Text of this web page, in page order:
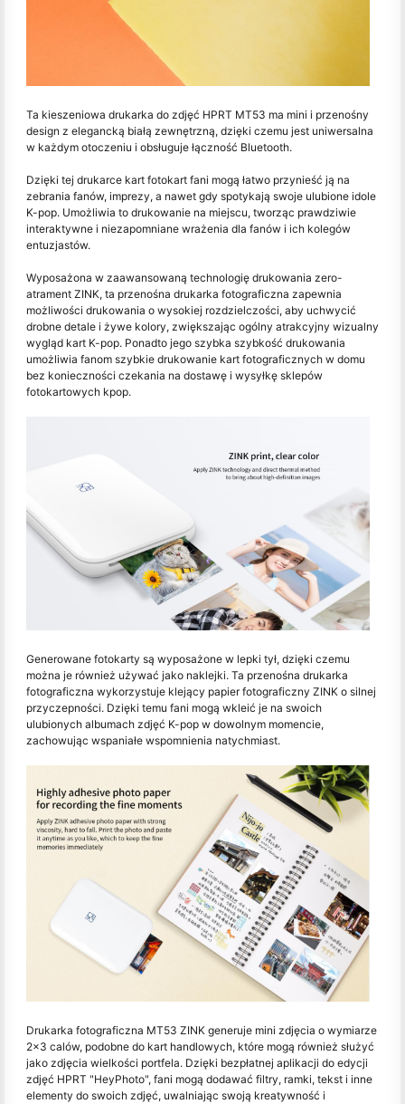
Ta kieszeniowa drukarka do zdjęć HPRT MT53 ma mini i przenośny
design z elegancką białą zewnętrzną, dzięki czemu jest uniwersalna
w każdym otoczeniu i obsługuje łączność Bluetooth.
Dzięki tej drukarce kart fotokart fani mogą łatwo przynieść ją na
zebrania fanów, imprezy, a nawet gdy spotykają swoje ulubione idole
K-pop. Umożliwia to drukowanie na miejscu, tworząc prawdziwie
interaktywne i niezapomniane wrażenia dla fanów i ich kolegów
entuzjastów.
Wyposażona w zaawansowaną technologię drukowania zero-
atrament ZINK, ta przenośna drukarka fotograficzna zapewnia
możliwości drukowania o wysokiej rozdzielczości, aby uchwycić
drobne detale i żywe kolory, zwiększając ogólny atrakcyjny wizualny
wygląd kart K-pop. Ponadto jego szybka szybkość drukowania
umożliwia fanom szybkie drukowanie kart fotograficznych w domu
bez konieczności czekania na dostawę i wysyłkę sklepów
fotokartowych kpop.
Generowane fotokarty są wyposażone w lepki tył, dzięki czemu
można je również używać jako naklejki. Ta przenośna drukarka
fotograficzna wykorzystuje klejący papier fotograficzny ZINK o silnej
przyczepności. Dzięki temu fani mogą wkleić je na swoich
ulubionych albumach zdjęć K-pop w dowolnym momencie,
zachowując wspaniałe wspomnienia natychmiast.
Drukarka fotograficzna MT53 ZINK generuje mini zdjęcia o wymiarze
2x3 calów, podobne do kart handlowych, które mogą również służyć
jako zdjęcia wielkości portfela. Dzięki bezpłatnej aplikacji do edycji
zdjęć HPRT "HeyPhoto", fani mogą dodawać filtry, ramki, tekst i inne
elementy do swoich zdjęć, uwalniając swoją kreatywność i